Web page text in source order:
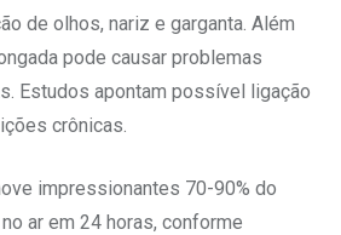
de olhos, nariz e garganta. Além
pode causar problemas
Estudos apontam possível ligação
crônicas.
impressionantes 70-90% do
ar em 24 horas, conforme